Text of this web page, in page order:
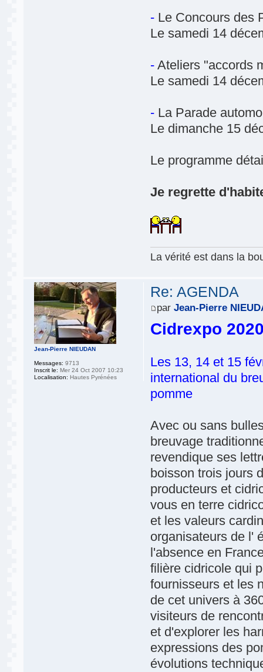
- Le Concours des
Le samedi 14
- Ateliers "accords
Le samedi 14
- La Parade
Le dimanche 15
Le programme
Je regrette
La vérité est dans la
Re: AGENDA
parJean-Pierre
Cidrexpo
Les 13, 14 et 15
international du
pomme
Avec ou sans
breuvage
revendique ses
boisson trois jours
producteurs et
vous en terre
et les valeurs
organisateurs de l'
l'absence en
filière cidricole qui
fournisseurs et les
de cet univers à
visiteurs de
et d'explorer les
expressions des
évolutions
Jean-Pierre NIEUDAN
Messages: 9713
Inscrit le: Mer 24 Oct 2007 10:23
Localisation: Hautes Pyrénées